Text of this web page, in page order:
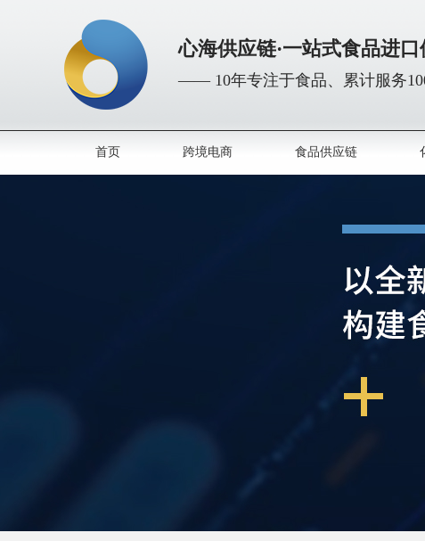
心海供应链·一站式食品进
—— 10年专注于食品、累计服务
首页 跨境电商 食品供应链